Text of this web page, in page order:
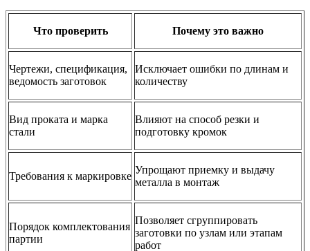
Что проверить Почему это важно
Чертежи, спецификация,
ведомость заготовок
Исключает ошибки по длинам и
количеству
Вид проката и марка
стали
Влияют на способ резки и
подготовку кромок
Требования к маркировке
Упрощают приемку и выдачу
металла в монтаж
Порядок комплектования
партии
Позволяет сгруппировать
заготовки по узлам или этапам
работ